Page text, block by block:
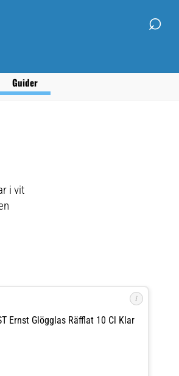
⌕
Guider
i vit
i
Ernst Glögglas Räfflat 10 Cl Klar